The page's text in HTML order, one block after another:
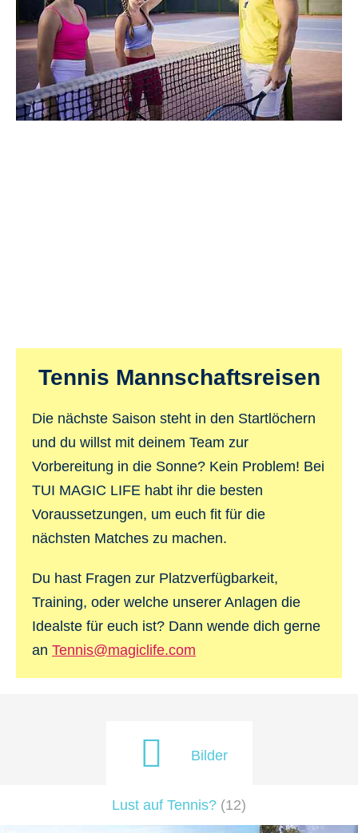
Tennis Mannschaftsreisen
Die nächste Saison steht in den Startlöchern
und du willst mit deinem Team zur
Vorbereitung in die Sonne? Kein Problem! Bei
TUI MAGIC LIFE habt ihr die besten
Voraussetzungen, um euch fit für die
nächsten Matches zu machen.
Du hast Fragen zur Platzverfügbarkeit,
Training, oder welche unserer Anlagen die
Idealste für euch ist? Dann wende dich gerne
an Tennis@magiclife.com
Bilder
Lust auf Tennis? (12)